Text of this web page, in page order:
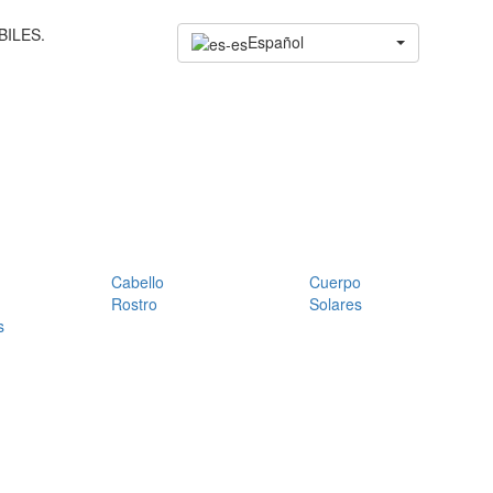
Español
Cabello
Cuerpo
Rostro
Solares